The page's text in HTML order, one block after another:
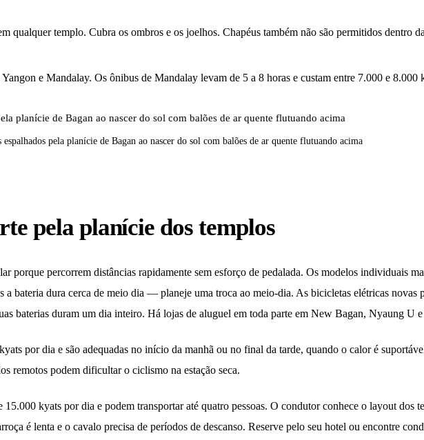
qualquer templo. Cubra os ombros e os joelhos. Chapéus também não são permitidos dentro
e Mandalay. Os ônibus de Mandalay levam de 5 a 8 horas e custam entre 7.000 e 8.000
espalhados pela planície de Bagan ao nascer do sol com balões de ar quente flutuando acima
pela planície dos templos
porque percorrem distâncias rapidamente sem esforço de pedalada. Os modelos individuais
a bateria dura cerca de meio dia — planeje uma troca ao meio-dia. As bicicletas elétricas novas
baterias duram um dia inteiro. Há lojas de aluguel em toda parte em New Bagan, Nyaung U
por dia e são adequadas no início da manhã ou no final da tarde, quando o calor é
remotos podem dificultar o ciclismo na estação seca.
kyats por dia e podem transportar até quatro pessoas. O condutor conhece o layout dos
é lenta e o cavalo precisa de períodos de descanso. Reserve pelo seu hotel ou encontre